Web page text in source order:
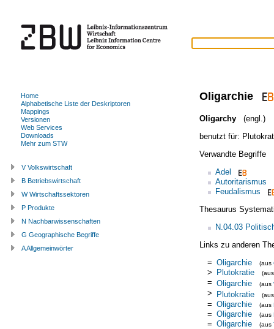
Oligarchie
Oligarchy
(engl.)
benutzt für:
Verwandte Begriffe
Adel
Autoritarismus
Feudalismus
Thesaurus
N.04.03
Links zu anderen
= Oligarchie (aus
> Plutokratie
= Oligarchie (aus
> Plutokratie
= Oligarchie (aus
= Oligarchie (aus
= Oligarchie (aus
Home
Alphabetische Liste der Deskriptoren
Mappings
Versionen
Web Services
Downloads
Mehr zum STW
V Volkswirtschaft
B Betriebswirtschaft
W Wirtschaftssektoren
P Produkte
N Nachbarwissenschaften
G Geographische Begriffe
A Allgemeinwörter